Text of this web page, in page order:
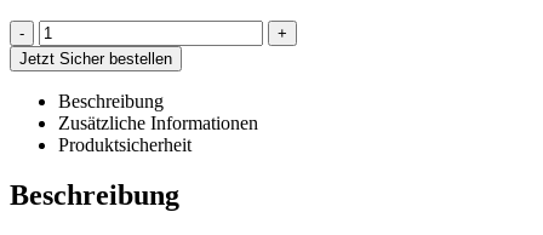
-
+
Jetzt Sicher bestellen
Beschreibung
Zusätzliche Informationen
Produktsicherheit
Beschreibung